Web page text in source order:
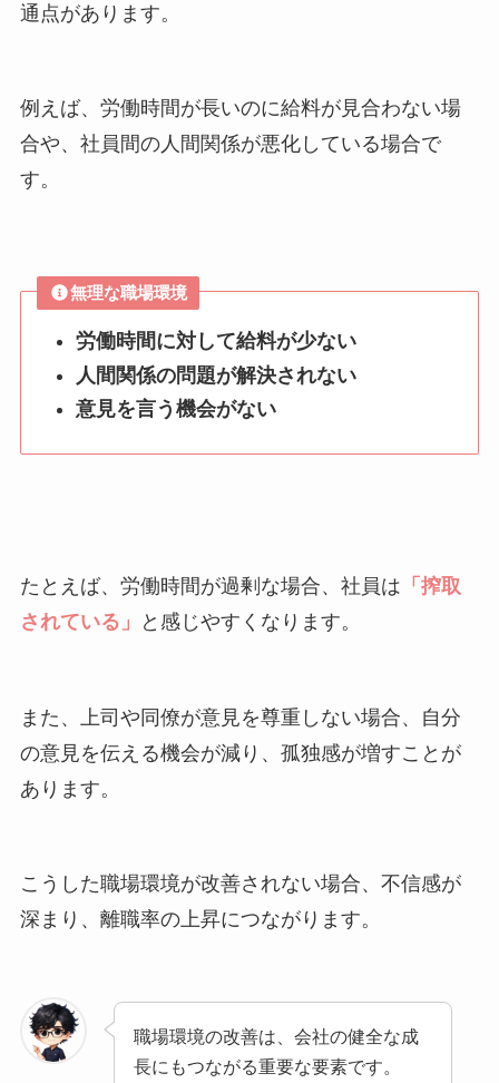
通点があります。
例えば、労働時間が長いのに給料が見合わない場
合や、社員間の人間関係が悪化している場合で
す。
無理な職場環境
労働時間に対して給料が少ない
人間関係の問題が解決されない
意見を言う機会がない
たとえば、労働時間が過剰な場合、社員は 「搾取
されている」
と感じやすくなります。
また、上司や同僚が意見を尊重しない場合、自分
の意見を伝える機会が減り、孤独感が増すことが
あります。
こうした職場環境が改善されない場合、不信感が
深まり、離職率の上昇につながります。
職場環境の改善は、会社の健全な成
長にもつながる重要な要素です。